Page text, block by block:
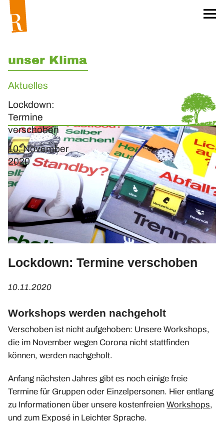
Startseite
Worum geht’s?
Das Team
Projekt »unser Klima«
Klima-Aktionskarten
Klima-Workshops
Klima-Exkursionen
Heftreihe »unser Klima«
Hefte bestellen
Materialien
Öko-Wörterbuch
Upcycling-Beutel
»Energie-Beratung«
Energie-Karten-Set
Offene Energie-Sprechstunde
Energie-Exkursionen
ChangeABLE
ChangeABLE Partner
unser Klima
Aktuelles
Lockdown:
Termine
verschoben
10. November
2020
Lockdown: Termine verschoben
10.11.2020
Workshops werden nachgeholt
Verschoben ist nicht aufgehoben: Unsere Workshops,
die im November wegen Corona nicht stattfinden
können, werden nachgeholt.
Anfang nächsten Jahres gibt es noch einige freie
Termine für Gruppen oder Einzelpersonen. Hier entlang
zu Informationen über unsere kostenfreienWorkshops,
und zum Exposé in Leichter Sprache.